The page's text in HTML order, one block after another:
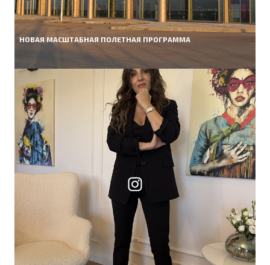
НОВАЯ МАСШТАБНАЯ ПОЛЕТНАЯ ПРОГРАММА